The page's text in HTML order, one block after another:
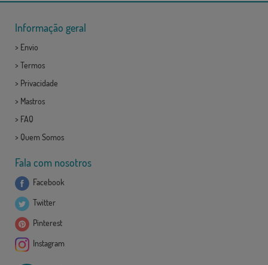
Informação geral
> Envio
> Termos
> Privacidade
> Mastros
> FAQ
> Quem Somos
Fala com nosotros
Facebook
Twitter
Pinterest
Instagram